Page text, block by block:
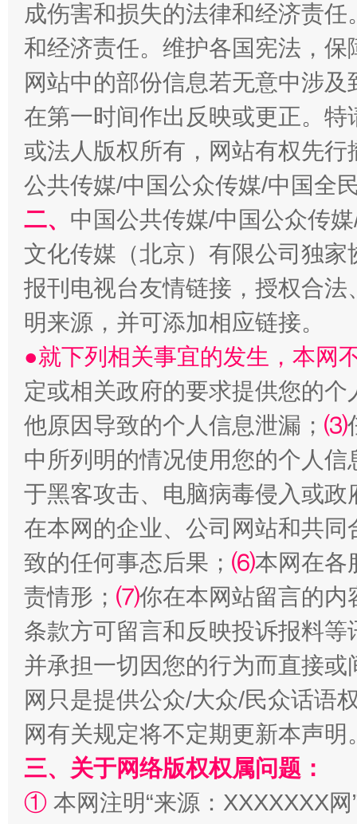
揭开“小金库”的免责幌子
受贿1.44亿！段成刚被判无期
阿坝州三大球赛在茂县开幕
成伤害和损失的法律和经济责
和经济责任。维护各国宪法，
网站中的部份信息若无意中涉
在第一时间作出反映或更正。
或法人版权所有，网站有权先
公共传媒/中国公众传媒/中国全
二、 中国公共传媒/中国公众传
文化传媒（北京）有限公司独
报刊电视台友情链接，授权合
明来源，并可添加相应链接。
●就下列相关事宜的发生，本网
定或相关政府的要求提供您的个
他原因导致的个人信息泄漏； ⑶
中所列明的情况使用您的个人
于黑客攻击、电脑病毒侵入或
在本网的企业、公司网站和共
致的任何事态后果； ⑹本网在各
责情形； ⑺你在本网站留言的内
条款方可留言和反映投诉报料
并承担一切因您的行为而直接
网只是提供公众/大众/民众话语
网有关规定将不定期更新本声明
三、关于网络版权权属问题：
① 本网注明“来源：XXXXXXX